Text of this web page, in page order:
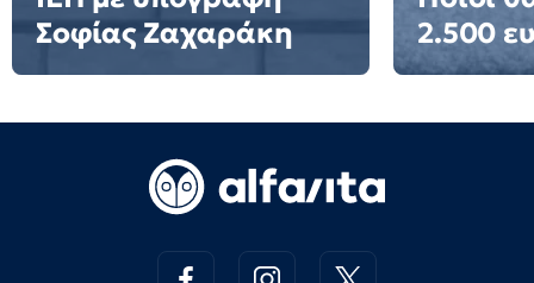
Σοφίας Ζαχαράκη
2.500